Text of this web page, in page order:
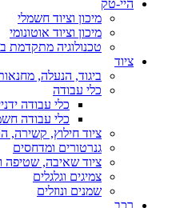
היי-טק
מיכון וציוד חשמלי
מיכון וציוד אוטונומי
טכנולוגיה מתקדמת
ציוד
ביגוד, הנעלה,
כלי עבודה
כלי עבודה
כלי עבודה
ציוד חילוץ, קשירה,
גנרטורים ומדחסים
ציוד שאיבה, שטיפה
צמיגים וגלגלים
שמנים ונוזלים
רכב